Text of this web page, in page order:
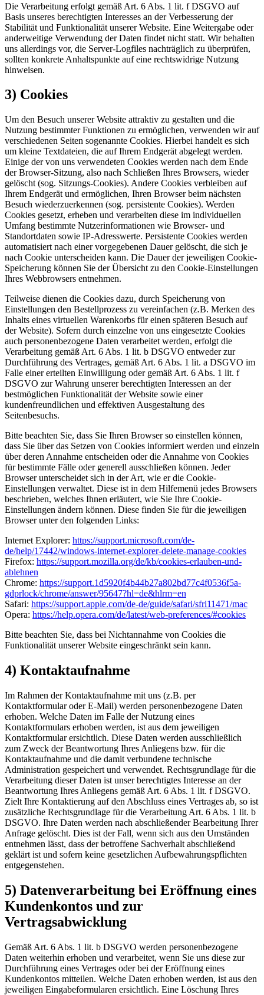
Die Verarbeitung erfolgt gemäß Art. 6 Abs. 1 lit. f DSGVO auf
Basis unseres berechtigten Interesses an der Verbesserung der
Stabilität und Funktionalität unserer Website. Eine Weitergabe oder
anderweitige Verwendung der Daten findet nicht statt. Wir behalten
uns allerdings vor, die Server-Logfiles nachträglich zu überprüfen,
sollten konkrete Anhaltspunkte auf eine rechtswidrige Nutzung
hinweisen.
3) Cookies
Um den Besuch unserer Website attraktiv zu gestalten und die
Nutzung bestimmter Funktionen zu ermöglichen, verwenden wir auf
verschiedenen Seiten sogenannte Cookies. Hierbei handelt es sich
um kleine Textdateien, die auf Ihrem Endgerät abgelegt werden.
Einige der von uns verwendeten Cookies werden nach dem Ende
der Browser-Sitzung, also nach Schließen Ihres Browsers, wieder
gelöscht (sog. Sitzungs-Cookies). Andere Cookies verbleiben auf
Ihrem Endgerät und ermöglichen, Ihren Browser beim nächsten
Besuch wiederzuerkennen (sog. persistente Cookies). Werden
Cookies gesetzt, erheben und verarbeiten diese im individuellen
Umfang bestimmte Nutzerinformationen wie Browser- und
Standortdaten sowie IP-Adresswerte. Persistente Cookies werden
automatisiert nach einer vorgegebenen Dauer gelöscht, die sich je
nach Cookie unterscheiden kann. Die Dauer der jeweiligen Cookie-
Speicherung können Sie der Übersicht zu den Cookie-Einstellungen
Ihres Webbrowsers entnehmen.
Teilweise dienen die Cookies dazu, durch Speicherung von
Einstellungen den Bestellprozess zu vereinfachen (z.B. Merken des
Inhalts eines virtuellen Warenkorbs für einen späteren Besuch auf
der Website). Sofern durch einzelne von uns eingesetzte Cookies
auch personenbezogene Daten verarbeitet werden, erfolgt die
Verarbeitung gemäß Art. 6 Abs. 1 lit. b DSGVO entweder zur
Durchführung des Vertrages, gemäß Art. 6 Abs. 1 lit. a DSGVO im
Falle einer erteilten Einwilligung oder gemäß Art. 6 Abs. 1 lit. f
DSGVO zur Wahrung unserer berechtigten Interessen an der
bestmöglichen Funktionalität der Website sowie einer
kundenfreundlichen und effektiven Ausgestaltung des
Seitenbesuchs.
Bitte beachten Sie, dass Sie Ihren Browser so einstellen können,
dass Sie über das Setzen von Cookies informiert werden und einzeln
über deren Annahme entscheiden oder die Annahme von Cookies
für bestimmte Fälle oder generell ausschließen können. Jeder
Browser unterscheidet sich in der Art, wie er die Cookie-
Einstellungen verwaltet. Diese ist in dem Hilfemenü jedes Browsers
beschrieben, welches Ihnen erläutert, wie Sie Ihre Cookie-
Einstellungen ändern können. Diese finden Sie für die jeweiligen
Browser unter den folgenden Links:
Internet Explorer: https://support.microsoft.com/de-
de/help/17442/windows-internet-explorer-delete-manage-cookies
Firefox: https://support.mozilla.org/de/kb/cookies-erlauben-und-
ablehnen
Chrome: https://support.1d5920f4b44b27a802bd77c4f0536f5a-
gdprlock/chrome/answer/95647?hl=de&hlrm=en
Safari: https://support.apple.com/de-de/guide/safari/sfri11471/mac
Opera: https://help.opera.com/de/latest/web-preferences/#cookies
Bitte beachten Sie, dass bei Nichtannahme von Cookies die
Funktionalität unserer Website eingeschränkt sein kann.
4) Kontaktaufnahme
Im Rahmen der Kontaktaufnahme mit uns (z.B. per
Kontaktformular oder E-Mail) werden personenbezogene Daten
erhoben. Welche Daten im Falle der Nutzung eines
Kontaktformulars erhoben werden, ist aus dem jeweiligen
Kontaktformular ersichtlich. Diese Daten werden ausschließlich
zum Zweck der Beantwortung Ihres Anliegens bzw. für die
Kontaktaufnahme und die damit verbundene technische
Administration gespeichert und verwendet. Rechtsgrundlage für die
Verarbeitung dieser Daten ist unser berechtigtes Interesse an der
Beantwortung Ihres Anliegens gemäß Art. 6 Abs. 1 lit. f DSGVO.
Zielt Ihre Kontaktierung auf den Abschluss eines Vertrages ab, so ist
zusätzliche Rechtsgrundlage für die Verarbeitung Art. 6 Abs. 1 lit. b
DSGVO. Ihre Daten werden nach abschließender Bearbeitung Ihrer
Anfrage gelöscht. Dies ist der Fall, wenn sich aus den Umständen
entnehmen lässt, dass der betroffene Sachverhalt abschließend
geklärt ist und sofern keine gesetzlichen Aufbewahrungspflichten
entgegenstehen.
5) Datenverarbeitung bei Eröffnung eines
Kundenkontos und zur
Vertragsabwicklung
Gemäß Art. 6 Abs. 1 lit. b DSGVO werden personenbezogene
Daten weiterhin erhoben und verarbeitet, wenn Sie uns diese zur
Durchführung eines Vertrages oder bei der Eröffnung eines
Kundenkontos mitteilen. Welche Daten erhoben werden, ist aus den
jeweiligen Eingabeformularen ersichtlich. Eine Löschung Ihres